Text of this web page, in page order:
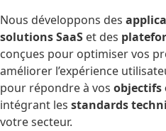
Nous développons des
solutions SaaS et des
conçues pour optimiser vos
améliorer l’expérience
pour répondre à vos objectifs
intégrant les standards
votre secteur.